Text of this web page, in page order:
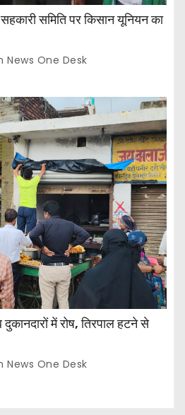
समिति पर किसान यूनियन का
News One Desk
दुकानदारों में रोष, तिरपाल हटने से
News One Desk